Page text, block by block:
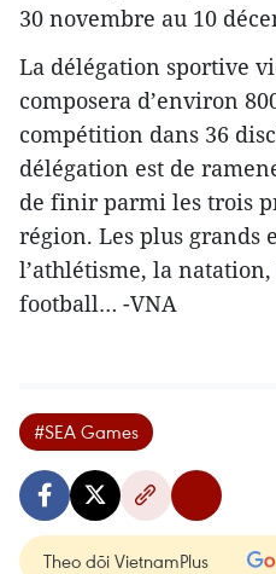
30 novembre au 10
La délégation sportive
composera d’environ
compétition dans 36
délégation est de
de finir parmi les trois
région. Les plus grands
l’athlétisme, la
football… -VNA
#SEA Games
Theo dõi VietnamPlus